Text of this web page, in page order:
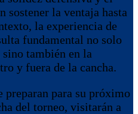
la ventaja hasta
la experiencia de
fundamental no solo
también en la
y fuera de la cancha.
preparan para su próximo
del torneo, visitarán a